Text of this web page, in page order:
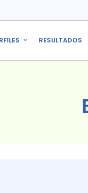
RESULTADOS